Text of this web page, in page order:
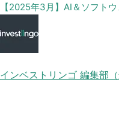
【2025年3月】AI＆ソフト
インベストリンゴ 編集部（